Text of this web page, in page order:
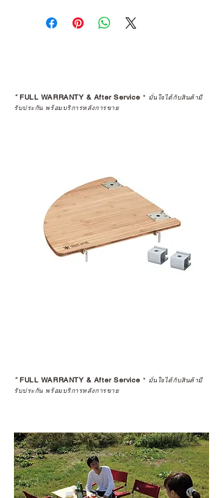
คุณตัดสินใจซื้อ แต่รวมไปถึง
“ประสบการณ์หลังการใช้งาน” ใน
STUDIO และร้านตัวแทนจำหน่ายที่
ได้รับการแต่งตั้งอย่างเป็นทางการ จะ
หรือการแก้ไขปัญหาที่อาจเกิดขึ้นใน
อนาคต
ก่อนตัดสินใจซื้อสินค้า เราอยาก
แนะนำให้คุณสอบถามทุกครั้งว่า ร้าน
ค้าที่คุณกำลังเลือกซื้อนั้น มีการรับ
ในอุปกรณ์ที่คุณรัก มีคุณค่าอย่าง
ตัวแทนจำหน่ายที่ได้รับการแต่งตั้ง
เพื่อให้คุณได้รับทั้งสินค้า และ
ประสบการณ์ที่สมบูรณ์แบบในระยะ
ยาว
*FULL WARRANTY & After Service * มั่นใจได้กับสินค้ามี
รับประกัน พร้อมบริการหลังการขาย
*FULL WARRANTY & After Service * มั่นใจได้กับสินค้ามี
รับประกัน พร้อมบริการหลังการขาย